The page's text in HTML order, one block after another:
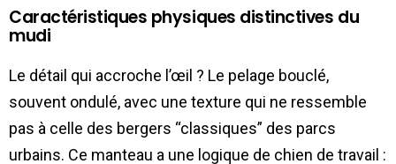
Caractéristiques physiques distinctives du
mudi
Le détail qui accroche l’œil ? Le pelage bouclé,
souvent ondulé, avec une texture qui ne ressemble
pas à celle des bergers “classiques” des parcs
urbains. Ce manteau a une logique de chien de travail :